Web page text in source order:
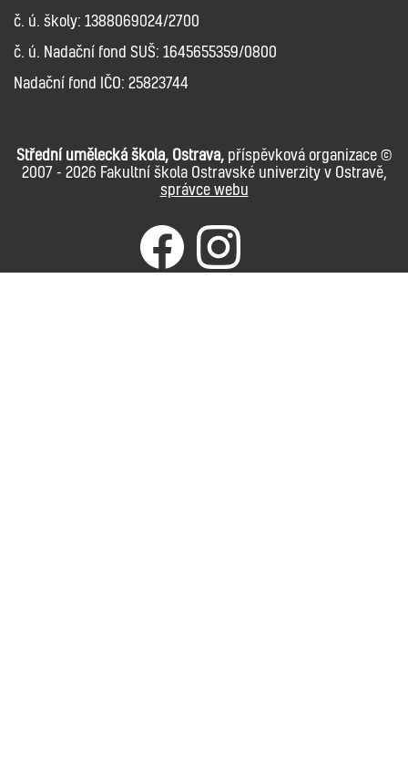
č. ú. školy: 1388069024/2700
č. ú. Nadační fond SUŠ: 1645655359/0800
Nadační fond IČO: 25823744
Střední umělecká škola, Ostrava, příspěvková organizace ©
2007 - 2026 Fakultní škola Ostravské univerzity v Ostravě,
správce webu